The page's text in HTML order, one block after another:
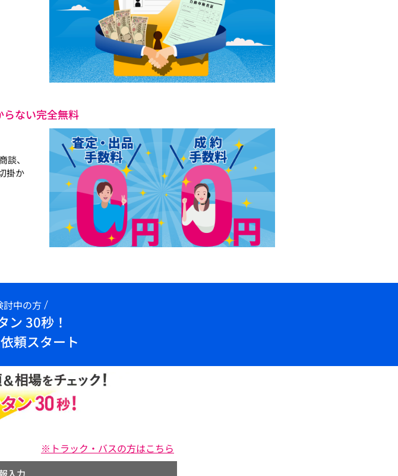
ない完全無料
、
掛か
討中の方
ン 30秒！
頼スタート
※トラック・バスの方はこちら
入力